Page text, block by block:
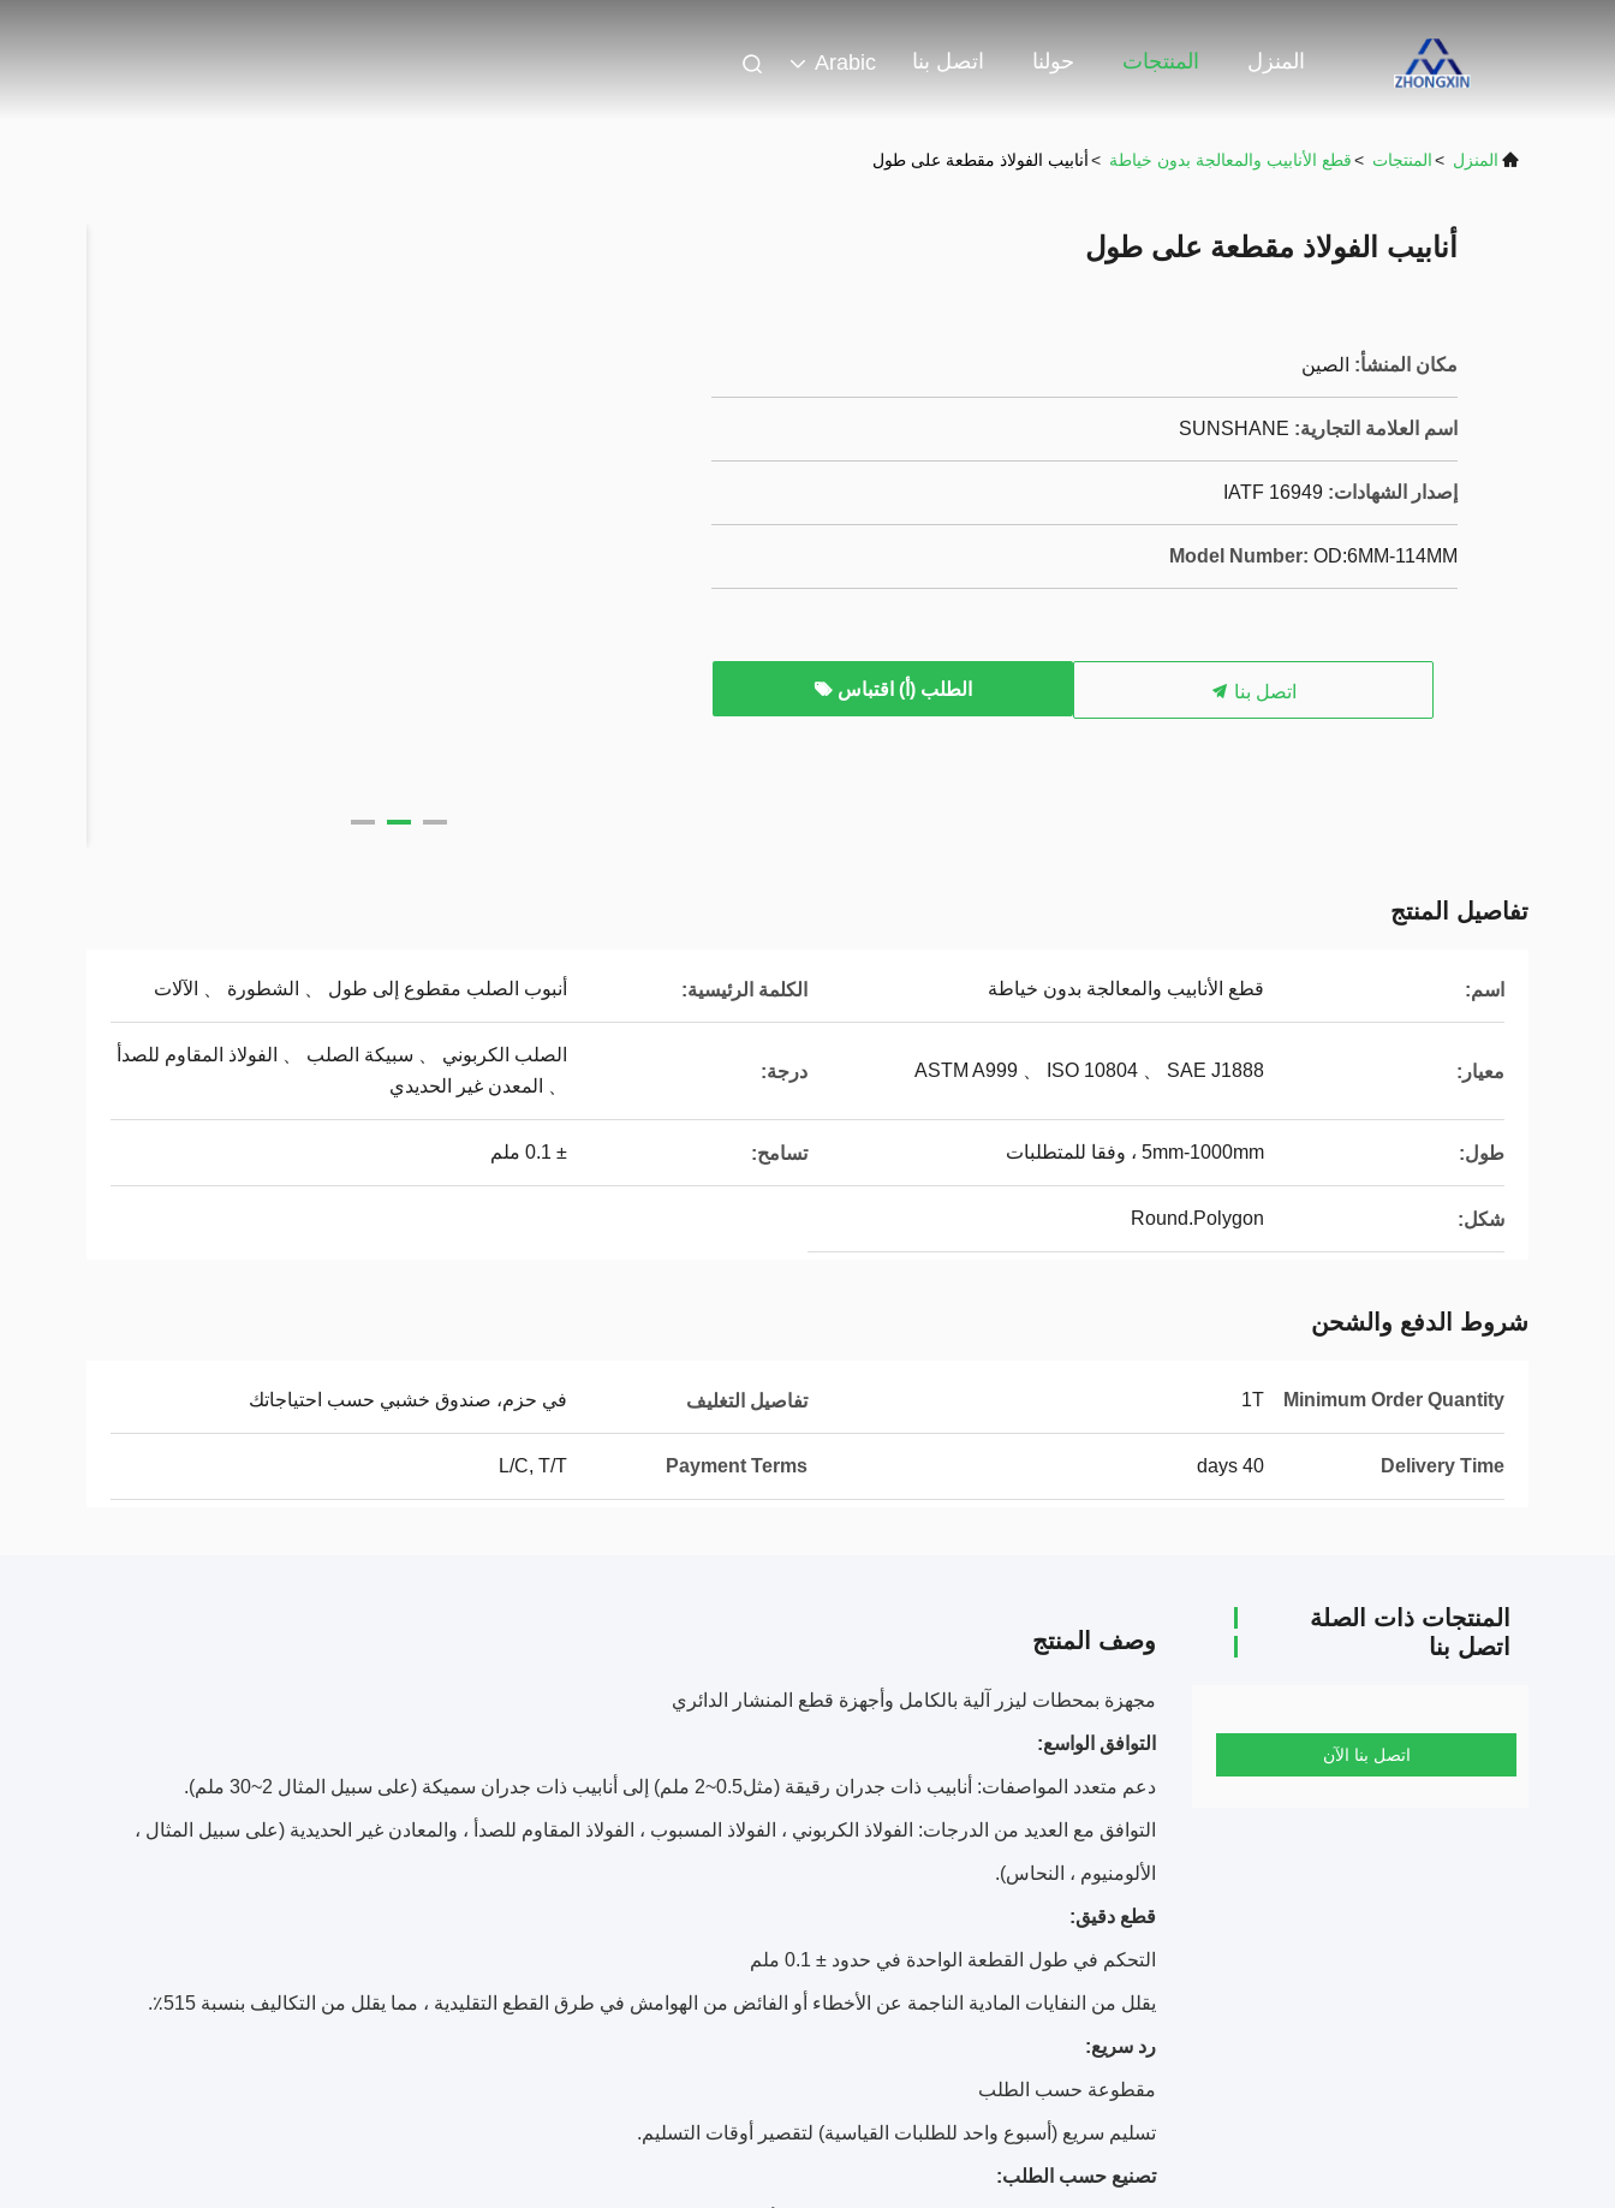
المنزل المنتجات حولنا اتصل بنا Arabic
المنزل >المنتجات >قطع الأنابيب والمعالجة بدون خياطة >أنابيب الفولاذ مقطعة على طول
أنابيب الفولاذ مقطعة على طول
مكان المنشأ: الصين
اسم العلامة التجارية: SUNSHANE
إصدار الشهادات: IATF 16949
Model Number: OD:6MM-114MM
اتصل بنا الطلب (أ) اقتباس
تفاصيل المنتج
اسم: قطع الأنابيب والمعالجة بدون خياطة الكلمة الرئيسية: أنبوب الصلب مقطوع إلى طول 、 الشطورة 、 الآلات
معيار: ASTM A999 、 ISO 10804 、 SAE J1888 درجة:
الصلب الكربوني 、 سبيكة الصلب 、 الفولاذ المقاوم للصدأ
、 المعدن غير الحديدي
طول: 5mm-1000mm ، وفقا للمتطلبات تسامح: ± 0.1 ملم
شكل: Round.Polygon
شروط الدفع والشحن
Minimum Order Quantity
1T تفاصيل التغليف في حزم، صندوق خشبي حسب احتياجاتك
Delivery Time
40 days
Payment Terms
L/C, T/T
المنتجات ذات الصلة
اتصل بنا
اتصل بنا الآن
وصف المنتج
مجهزة بمحطات ليزر آلية بالكامل وأجهزة قطع المنشار الدائري
التوافق الواسع:
دعم متعدد المواصفات: أنابيب ذات جدران رقيقة (مثل0.5~2 ملم) إلى أنابيب ذات جدران سميكة (على سبيل المثال 2~30 ملم).
التوافق مع العديد من الدرجات: الفولاذ الكربوني ، الفولاذ المسبوب ، الفولاذ المقاوم للصدأ ، والمعادن غير الحديدية (على سبيل المثال ،
الألومنيوم ، النحاس).
قطع دقيق:
التحكم في طول القطعة الواحدة في حدود ± 0.1 ملم
يقلل من النفايات المادية الناجمة عن الأخطاء أو الفائض من الهوامش في طرق القطع التقليدية ، مما يقلل من التكاليف بنسبة 515٪.
رد سريع:
مقطوعة حسب الطلب
تسليم سريع (أسبوع واحد للطلبات القياسية) لتقصير أوقات التسليم.
تصنيع حسب الطلب: